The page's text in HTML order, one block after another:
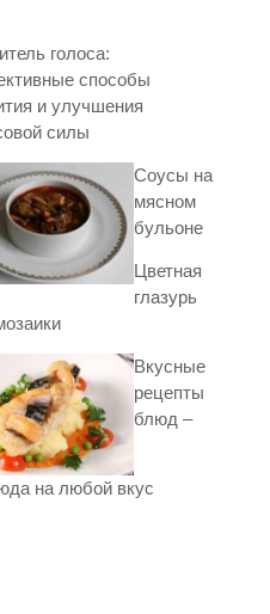
голоса:
способы
и улучшения
силы
Соусы на
мясном
бульоне
Цветная
глазурь
Вкусные
рецепты
блюд –
на любой вкус